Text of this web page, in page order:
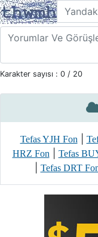
Karakter sayısı : 0 / 20
Tefas YJH Fon|
HRZ Fon| Tefas
Tefas DRT